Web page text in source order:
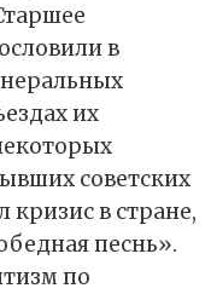
в
их
советских
в стране,
песнь».
по